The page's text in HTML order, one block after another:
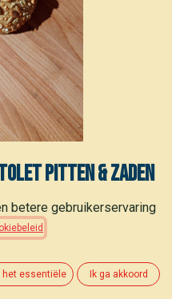
pitten & zaden
betere gebruikerservaring
het essentiële Ik ga akkoord